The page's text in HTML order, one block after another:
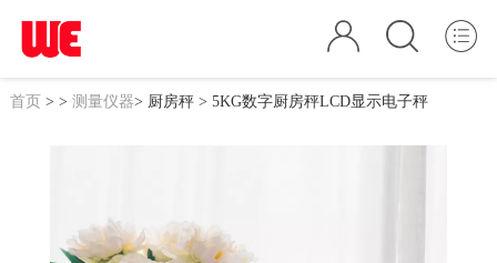
首页> > 测量仪器> 厨房秤> 5KG数字厨房秤LCD显示电子秤